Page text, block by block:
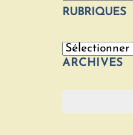
RUBRIQUES
Archives
ARCHIVES